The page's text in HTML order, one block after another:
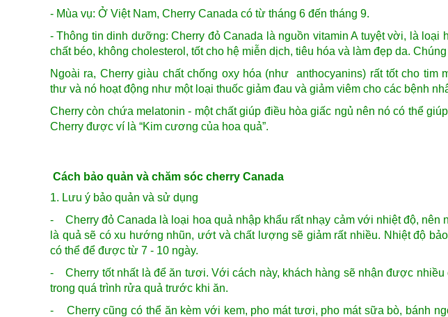
- Mùa vụ: Ở Việt Nam, Cherry Canada có từ tháng 6 đến tháng 9.
- Thông tin dinh dưỡng: Cherry đỏ Canada là nguồn vitamin A tuyệt vời, là loại
chất béo, không cholesterol, tốt cho hệ miễn dịch, tiêu hóa và làm đẹp da.
Ngoài ra, Cherry giàu chất chống oxy hóa (như anthocyanins) rất tốt cho tim
thư và nó hoạt động như một loại thuốc giảm đau và giảm viêm cho các bệnh
Cherry còn chứa melatonin - một chất giúp điều hòa giấc ngủ nên nó có thể
Cherry được ví là “Kim cương của hoa quả”.
Cách bảo quản và chăm sóc cherry Canada
1. Lưu ý bảo quản và sử dụng
- Cherry đỏ Canada là loại hoa quả nhập khẩu rất nhạy cảm với nhiệt độ, nên
là quả sẽ có xu hướng nhũn, ướt và chất lượng sẽ giảm rất nhiều. Nhiệt độ
có thể để được từ 7 - 10 ngày.
- Cherry tốt nhất là để ăn tươi. Với cách này, khách hàng sẽ nhận được nhiều
trong quá trình rửa quả trước khi ăn.
- Cherry cũng có thể ăn kèm với kem, pho mát tươi, pho mát sữa bò, bánh